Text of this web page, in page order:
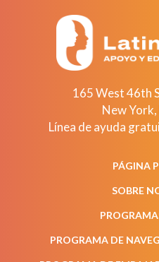
165 West 46th
New York,
Línea de ayuda
PÁGINA
SOBRE
PROGRAMA DE